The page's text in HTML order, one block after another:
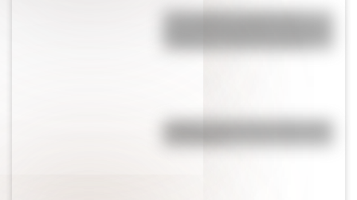
17 de agosto: actividades y
y segundo ciclo de primaria
¿Sabías cómo fue la infancia de